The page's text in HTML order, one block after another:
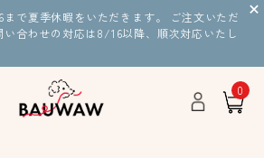
で夏季休暇をいただきます。 ご注文いただ
い合わせの対応は8/16以降、順次対応いたし
0